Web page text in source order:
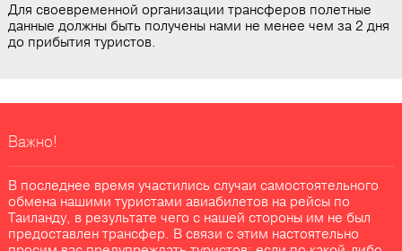
Для своевременной организации трансферов полетные
данные должны быть получены нами не менее чем за 2 дня
до прибытия туристов.
Важно!
В последнее время участились случаи самостоятельного
обмена нашими туристами авиабилетов на рейсы по
Таиланду, в результате чего с нашей стороны им не был
предоставлен трансфер. В связи с этим настоятельно